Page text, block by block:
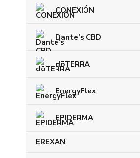
CONEXIÓN
Dante’s CBD
dōTERRA
EnergyFlex
EPIDERMA
EREXAN